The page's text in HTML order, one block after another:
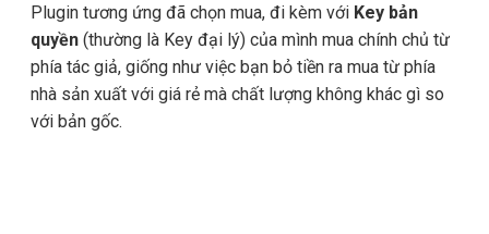
Plugin tương ứng đã chọn mua, đi kèm với Key bản
quyền (thường là Key đại lý) của mình mua chính chủ từ
phía tác giả, giống như việc bạn bỏ tiền ra mua từ phía
nhà sản xuất với giá rẻ mà chất lượng không khác gì so
với bản gốc.